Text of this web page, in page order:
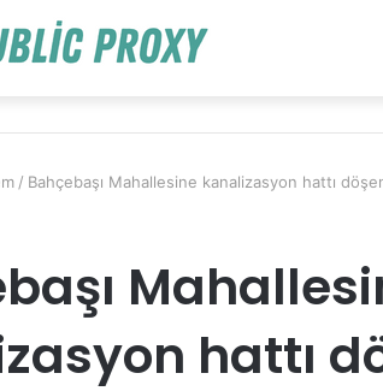
/ Bahçebaşı Mahallesine kanalizasyon hattı
hattı